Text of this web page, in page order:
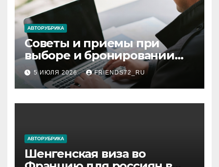
АВТОРУБРИКА
Советы и приемы при
выборе и бронировании
авиабилетов
5 ИЮЛЯ 2026 FRIENDS72_RU
АВТОРУБРИКА
Шенгенская виза во